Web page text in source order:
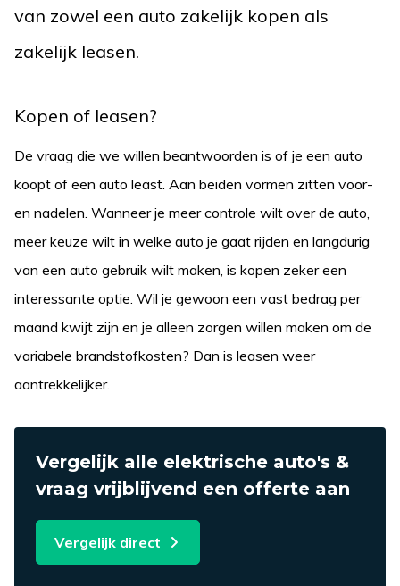
van zowel een auto zakelijk kopen als
zakelijk leasen.
Kopen of leasen?
De vraag die we willen beantwoorden is of je een auto
koopt of een auto least. Aan beiden vormen zitten voor-
en nadelen. Wanneer je meer controle wilt over de auto,
meer keuze wilt in welke auto je gaat rijden en langdurig
van een auto gebruik wilt maken, is kopen zeker een
interessante optie. Wil je gewoon een vast bedrag per
maand kwijt zijn en je alleen zorgen willen maken om de
variabele brandstofkosten? Dan is leasen weer
aantrekkelijker.
Vergelijk alle elektrische auto's &
vraag vrijblijvend een offerte aan
Vergelijk direct